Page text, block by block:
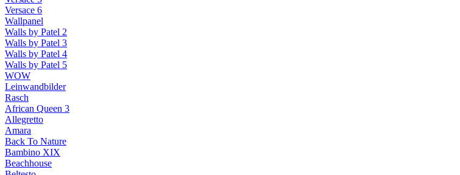
Versace 6
Wallpanel
Walls by Patel 2
Walls by Patel 3
Walls by Patel 4
Walls by Patel 5
WOW
Leinwandbilder
Rasch
African Queen 3
Allegretto
Amara
Back To Nature
Bambino XIX
Beachhouse